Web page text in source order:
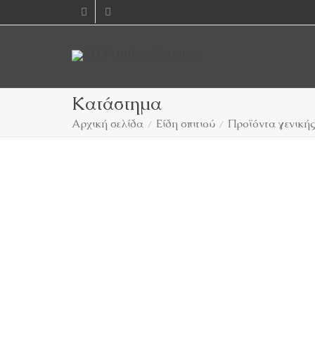
Κατάστημα
Αρχική σελίδα Είδη σπιτιού Προϊόντα